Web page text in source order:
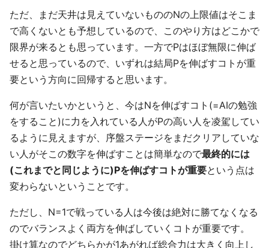
ただ、まだ天井は見えていないもののNの上限値はそこま
で高くないとも予想しているので、このやり方はどこかで
限界が来るとも思っています。一方でPはほぼ無限に伸ば
せると思っているので、いずれは結局Pを伸ばすコトが重
要という方向に回帰すると思います。
何が言いたいかというと、今はNを伸ばすコト(=AIの勉強
をすること)に力を入れている人がPの高い人を凌駕してい
るように見えますが、序盤ステージをまだクリアしていな
い人がそこの数字を伸ばすことは簡単なので最終的には
(これまでと同じように)Pを伸ばすコトが重要という点は
変わらないということです。
ただし、N=1で戦っている人は今後は絶対に勝てなくなる
のでバランスよく両方を伸ばしていくコトが重要です。
掛け算なのでどちらかが1あがれば総合力は大きく向上し